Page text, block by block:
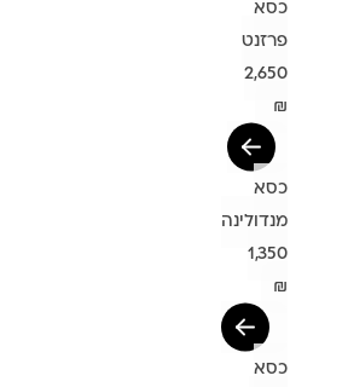
כסא
פרזנט
2,650
₪
כסא
מנדולינה
1,350
₪
כסא